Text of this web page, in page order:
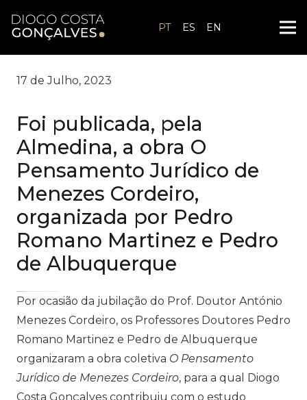
PT ES EN
17 de Julho, 2023
Foi publicada, pela
Almedina, a obra O
Pensamento Jurídico de
Menezes Cordeiro,
organizada por Pedro
Romano Martinez e Pedro
de Albuquerque
Por ocasião da jubilação do Prof. Doutor António
Menezes Cordeiro, os Professores Doutores Pedro
Romano Martinez e Pedro de Albuquerque
organizaram a obra coletiva O Pensamento
Jurídico de Menezes Cordeiro, para a qual Diogo
Costa Gonçalves contribuiu com o estudo